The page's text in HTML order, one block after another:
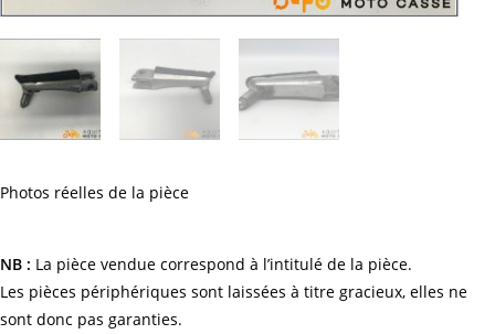
Photos réelles de la pièce
NB : La pièce vendue correspond à l’intitulé de la pièce.
Les pièces périphériques sont laissées à titre gracieux, elles ne
sont donc pas garanties.